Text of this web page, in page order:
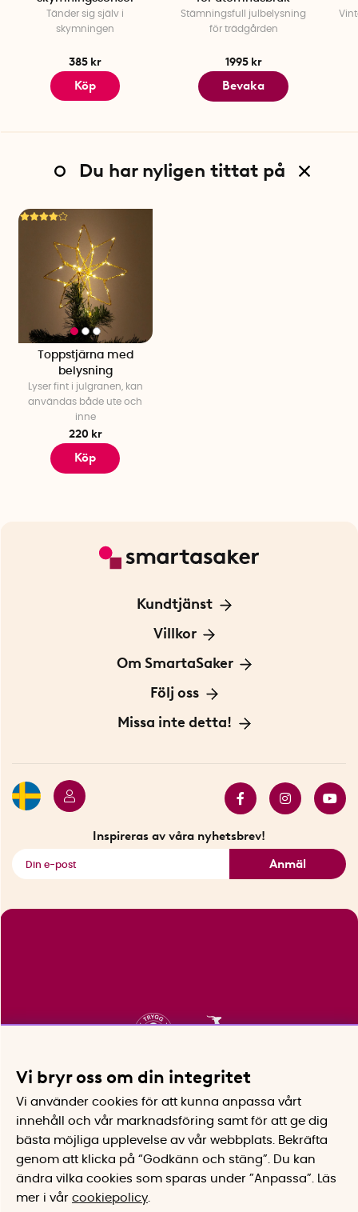
Tänder sig själv i
skymningen
385 kr
Köp
Stämningsfull julbelysning
för trädgården
1995 kr
Bevaka
Du har nyligen tittat på
Toppstjärna med
belysning
Lyser fint i julgranen, kan
användas både ute och
inne
220 kr
Köp
Kundtjänst
Kontakta oss
För Företag
Villkor
Frakt och leverans
Personuppgiftspolicy
Om SmartaSaker
Om oss
Vår historia
Följ oss
Blogg: Smarta tips
Missa inte detta!
Inspireras av våra nyhetsbrev!
Anmäl
Vi bryr oss om din integritet
Vi använder cookies för att kunna anpassa vårt
innehåll och vår marknadsföring samt för att ge dig
bästa möjliga upplevelse av vår webbplats.
Bekräfta
genom att klicka på “Godkänn och stäng”. Du kan
ändra vilka cookies som sparas under ”Anpassa”.
Läs
mer i vår cookiepolicy